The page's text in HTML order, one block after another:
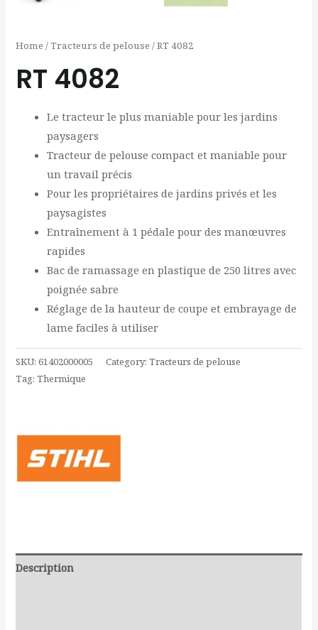
Home /Tracteurs de pelouse / RT 4082
RT 4082
Le tracteur le plus maniable pour les jardins
paysagers
Tracteur de pelouse compact et maniable pour
un travail précis
Pour les propriétaires de jardins privés et les
paysagistes
Entraînement à 1 pédale pour des manœuvres
rapides
Bac de ramassage en plastique de 250 litres avec
poignée sabre
Réglage de la hauteur de coupe et embrayage de
lame faciles à utiliser
SKU:61402000005 Category:Tracteurs de pelouse
Tag:Thermique
Description